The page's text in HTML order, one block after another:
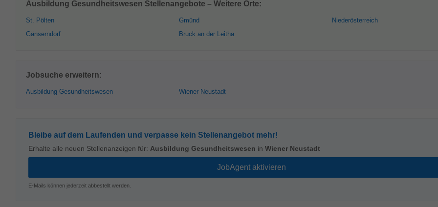
Ausbildung Gesundheitswesen Stellenangebote – Weitere Orte:
St. Pölten
Gänserndorf
Gmünd
Bruck an der Leitha
Niederösterreich
Jobsuche erweitern:
Ausbildung Gesundheitswesen Wiener Neustadt
Bleibe auf dem Laufenden und verpasse kein Stellenangebot mehr!
Erhalte alle neuen Stellenanzeigen für: Ausbildung Gesundheitswesen in Wiener Neustadt
E-Mails können jederzeit abbestellt werden.